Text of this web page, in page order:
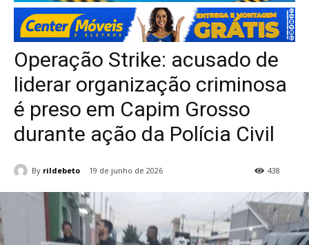
Operação Strike: acusado de
liderar organização criminosa
é preso em Capim Grosso
durante ação da Polícia Civil
By rildebeto 19 de junho de 2026 438